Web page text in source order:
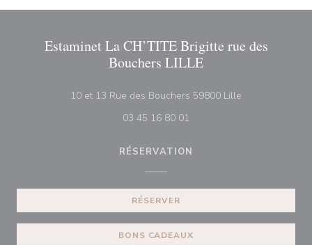
Estaminet La CH’TITE Brigitte rue des
Bouchers LILLE
10 et 13 Rue des Bouchers 59800 Lille
03 45 16 80 01
RÉSERVATION
RÉSERVER
BONS CADEAUX